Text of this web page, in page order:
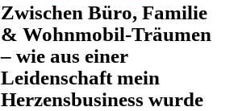
Zwischen Büro, Familie
& Wohnmobil-Träumen
– wie aus einer
Leidenschaft mein
Herzensbusiness wurde